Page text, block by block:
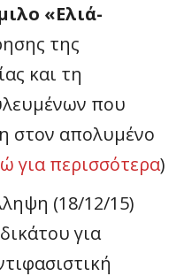
«Ελιά-
της
και τη
που
στον απολυμένο
για περισσότερα)
(18/12/15)
για